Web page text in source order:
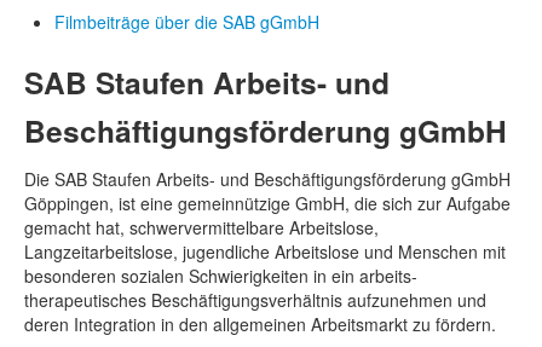
Filmbeiträge über die SAB gGmbH
SAB Staufen Arbeits- und
Beschäftigungs­förderung gGmbH
Die SAB Staufen Arbeits- und Beschäftigungs­förderung gGmbH
Göppingen, ist eine gemeinnützige GmbH, die sich zur Aufgabe
gemacht hat, schwer­vermittelbare Arbeitslose,
Langzeitarbeitslose, jugendliche Arbeitslose und Menschen mit
besonderen sozialen Schwierigkeiten in ein arbeits­
therapeutisches Beschäftigungs­verhältnis aufzunehmen und
deren Integration in den allgemeinen Arbeitsmarkt zu fördern.